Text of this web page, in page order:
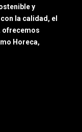
y
la calidad, el
ofrecemos
Horeca,